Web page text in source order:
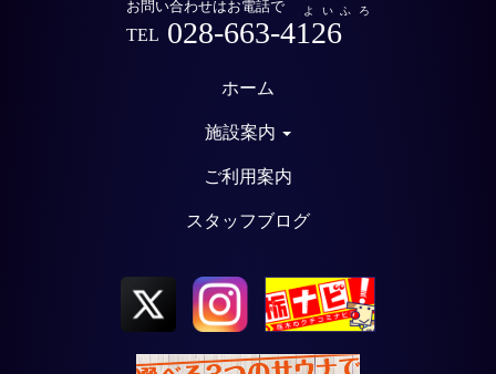
お問い合わせはお電話で よいふろ
TEL 028-663-4126
ホーム
施設案内
ご利用案内
スタッフブログ